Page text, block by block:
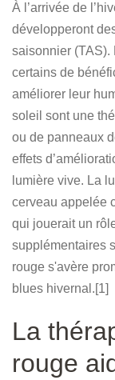
À l’arrivée de
développeront
saisonnier (TAS).
certains de
améliorer leur
soleil sont une
ou de panneaux
effets
lumière vive. La
cerveau appelée
qui jouerait un
supplémentaires
rouge s'avère
blues hivernal.[1]
La
rouge